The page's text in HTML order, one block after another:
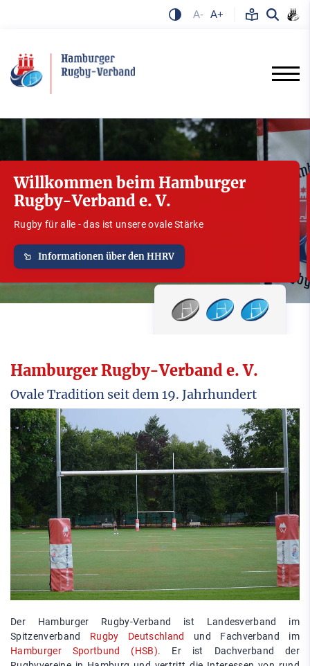
A- A+
Willkommen beim Hamburger
Rugby-Verband e. V.
Rugby für alle - das ist unsere ovale Stärke
Informationen über den HHRV
Hamburger Rugby-Verband e. V.
Ovale Tradition seit dem 19. Jahrhundert
Der Hamburger Rugby-Verband ist Landesverband im
Spitzenverband Rugby Deutschland
und Fachverband im
Hamburger Sportbund (HSB). Er ist Dachverband der